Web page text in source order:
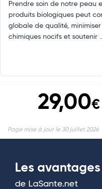
Prendre soin de notre peau
produits biologiques peut
globale de qualité,
chimiques nocifs et soutenir
29,00€
Page mise à jour le 30 juillet 2026
Les avantages
de LaSante.net